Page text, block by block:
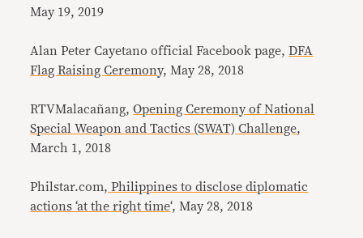
May 19, 2019
Alan Peter Cayetano official Facebook page,DFA
Flag Raising Ceremony, May 28, 2018
RTVMalacañang,Opening Ceremony of National
Special Weapon and Tactics (SWAT) Challenge,
March 1, 2018
Philstar.com, Philippines to disclose diplomatic
actions ‘at the right time‘, May 28, 2018